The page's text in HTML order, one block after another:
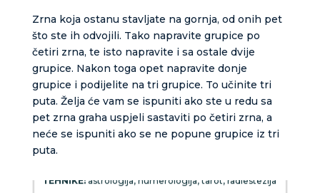
Zrna koja ostanu stavljate na gornja, od onih pet
što ste ih odvojili. Tako napravite grupice po
četiri zrna, te isto napravite i sa ostale dvije
grupice. Nakon toga opet napravite donje
grupice i podijelite na tri grupice. To učinite tri
puta. Želja će vam se ispuniti ako ste u redu sa
pet zrna graha uspjeli sastaviti po četiri zrna, a
neće se ispuniti ako se ne popune grupice iz tri
puta.
VIKTORIJA